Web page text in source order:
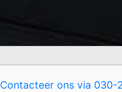
Contacteer ons via 030-